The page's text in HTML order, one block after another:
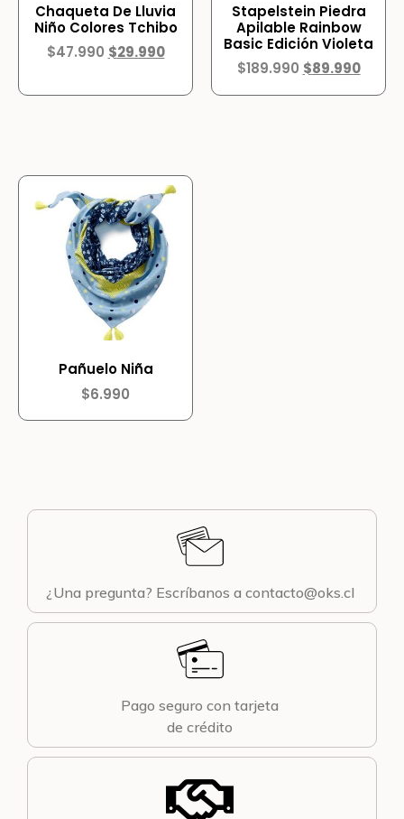
Chaqueta De Lluvia
Niño Colores Tchibo
$47.990 $29.990
Stapelstein Piedra
Apilable Rainbow
Basic Edición Violeta
$189.990 $89.990
Pañuelo Niña
$6.990
¿Una pregunta? Escríbanos a contacto@oks.cl
Pago seguro con tarjeta
de crédito